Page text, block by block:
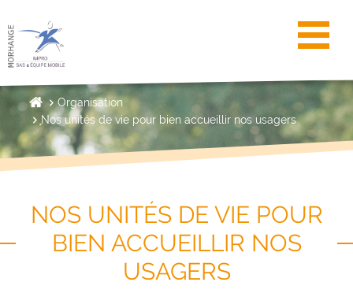
Organisation
Nos unités de vie pour bien accueillir nos usagers
NOS UNITÉS DE VIE POUR
BIEN ACCUEILLIR NOS
USAGERS